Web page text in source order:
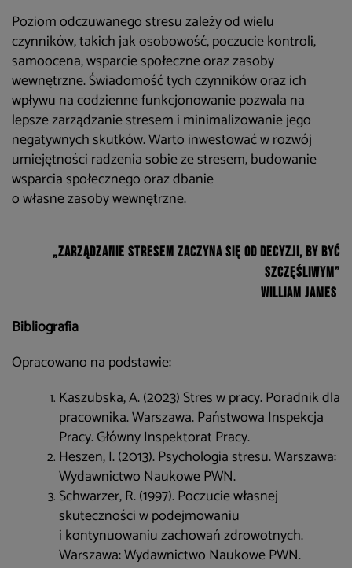
Poziom odczuwanego stresu zależy od wielu
czynników, takich jak osobowość, poczucie kontroli,
samoocena, wsparcie społeczne oraz zasoby
wewnętrzne. Świadomość tych czynników oraz ich
wpływu na codzienne funkcjonowanie pozwala na
lepsze zarządzanie stresem i minimalizowanie jego
negatywnych skutków. Warto inwestować w rozwój
umiejętności radzenia sobie ze stresem, budowanie
wsparcia społecznego oraz dbanie
o własne zasoby wewnętrzne.
„Zarządzanie stresem zaczyna się od decyzji, by być
szczęśliwym”
William James
Bibliografia
Opracowano na podstawie:
Kaszubska, A. (2023) Stres w pracy. Poradnik dla
pracownika. Warszawa. Państwowa Inspekcja
Pracy. Główny Inspektorat Pracy.
Heszen, I. (2013). Psychologia stresu. Warszawa:
Wydawnictwo Naukowe PWN.
Schwarzer, R. (1997). Poczucie własnej
skuteczności w podejmowaniu
i kontynuowaniu zachowań zdrowotnych.
Warszawa: Wydawnictwo Naukowe PWN.